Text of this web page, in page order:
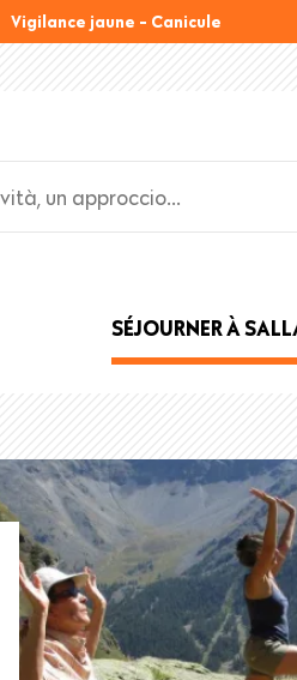
Vigilance jaune - Canicule
SÉJOURNER À